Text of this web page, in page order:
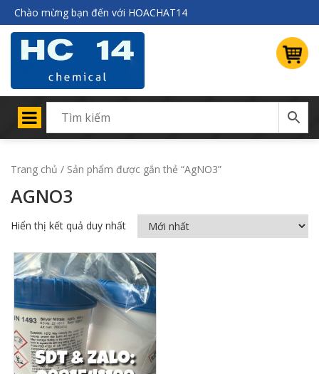
Chào mừng bạn đến với HOACHAT14
Trang chủ / Sản phẩm được gắn thẻ “AgNO3”
AGNO3
Hiển thị kết quả duy nhất